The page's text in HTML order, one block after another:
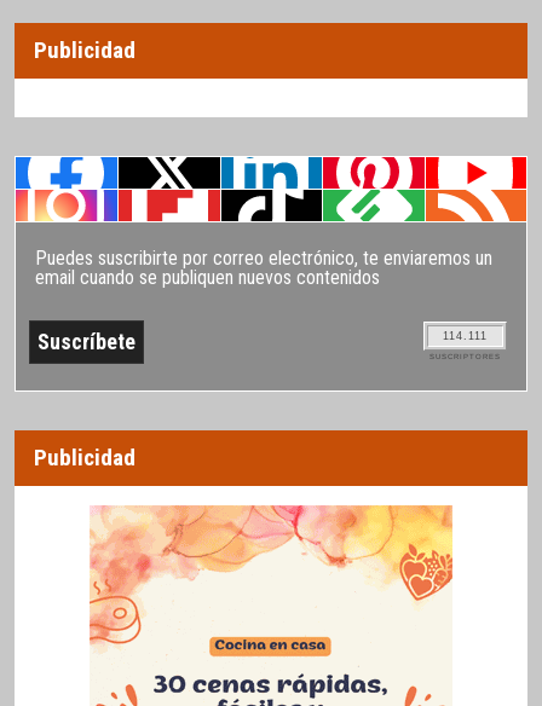
Publicidad
Puedes suscribirte por correo electrónico, te enviaremos un
email cuando se publiquen nuevos contenidos
114.111
SUSCRIPTORES
Publicidad